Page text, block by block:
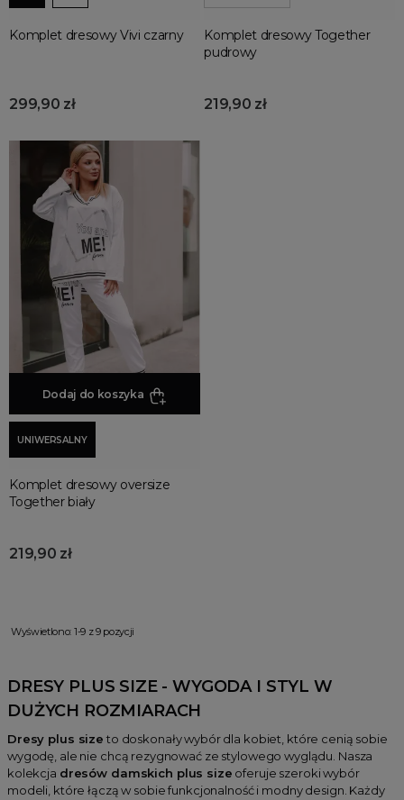
Komplet dresowy Vivi czarny
299,90 zł
Komplet dresowy Together
pudrowy
219,90 zł
Dodaj do koszyka
UNIWERSALNY
Komplet dresowy oversize
Together biały
219,90 zł
Wyświetlono: 1-9 z 9 pozycji
DRESY PLUS SIZE - WYGODA I STYL W
DUŻYCH ROZMIARACH
Dresy plus size to doskonały wybór dla kobiet, które cenią sobie
wygodę, ale nie chcą rezygnować ze stylowego wyglądu. Nasza
kolekcja dresów damskich plus size oferuje szeroki wybór
modeli, które łączą w sobie funkcjonalność i modny design. Każdy